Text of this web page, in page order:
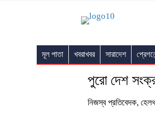
মূল পাতা খবরাখবর সারাদেশ
পুরো দেশ
নিজস্ব প্রতিবেদক,